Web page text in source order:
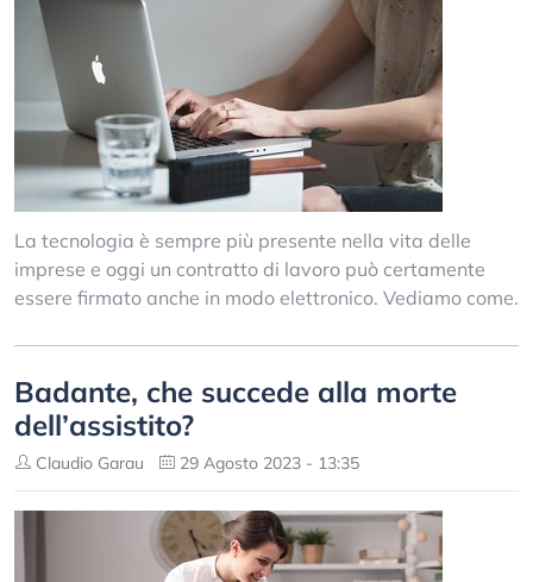
La tecnologia è sempre più presente nella vita delle
imprese e oggi un contratto di lavoro può certamente
essere firmato anche in modo elettronico. Vediamo come.
Badante, che succede alla morte
dell’assistito?
Claudio Garau 29 Agosto 2023 - 13:35